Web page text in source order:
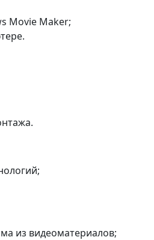
Movie Maker;
из видеоматериалов;